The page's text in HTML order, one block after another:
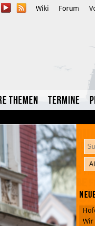
Wiki Forum
Themen Termine
Wir